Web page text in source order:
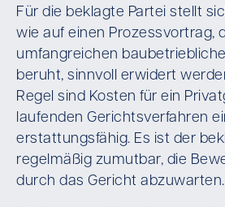
Für die beklagte Partei stellt
wie auf einen Prozessvortrag,
umfangreichen
beruht, sinnvoll erwidert
Regel sind Kosten für ein
laufenden Gerichtsverfahren
erstattungsfähig. Es ist der
regelmäßig zumutbar, die
durch das Gericht abzuwarten.